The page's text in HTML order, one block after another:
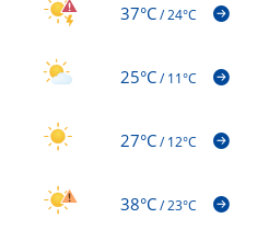
37°C/24°C
25°C/11°C
27°C/12°C
38°C/23°C